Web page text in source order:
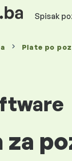
Spisak
Plate po
za